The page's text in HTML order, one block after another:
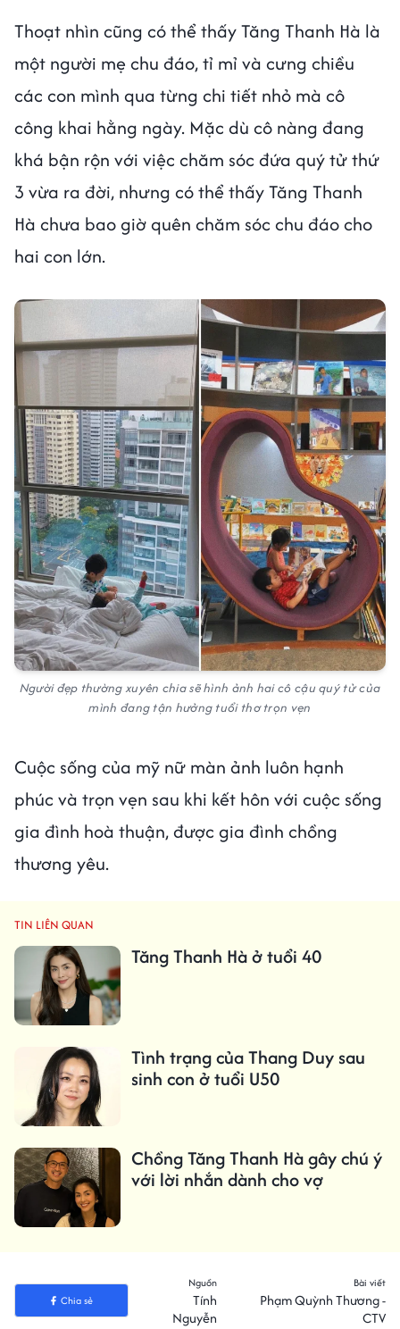
Thoạt nhìn cũng có thể thấy Tăng Thanh Hà là
một người mẹ chu đáo, tỉ mỉ và cưng chiều
các con mình qua từng chi tiết nhỏ mà cô
công khai hằng ngày. Mặc dù cô nàng đang
khá bận rộn với việc chăm sóc đứa quý tử thứ
3 vừa ra đời, nhưng có thể thấy Tăng Thanh
Hà chưa bao giờ quên chăm sóc chu đáo cho
hai con lớn.
Người đẹp thường xuyên chia sẽ hình ảnh hai cô cậu quý tử của
mình đang tận hưởng tuổi thơ trọn vẹn
Cuộc sống của mỹ nữ màn ảnh luôn hạnh
phúc và trọn vẹn sau khi kết hôn với cuộc sống
gia đình hoà thuận, được gia đình chồng
thương yêu.
TIN LIÊN QUAN
Tăng Thanh Hà ở tuổi 40
Tình trạng của Thang Duy sau
sinh con ở tuổi U50
Chồng Tăng Thanh Hà gây chú ý
với lời nhắn dành cho vợ
Chia sẻ
Nguồn
Tính
Nguyễn
Bài viết
Phạm Quỳnh Thương -
CTV